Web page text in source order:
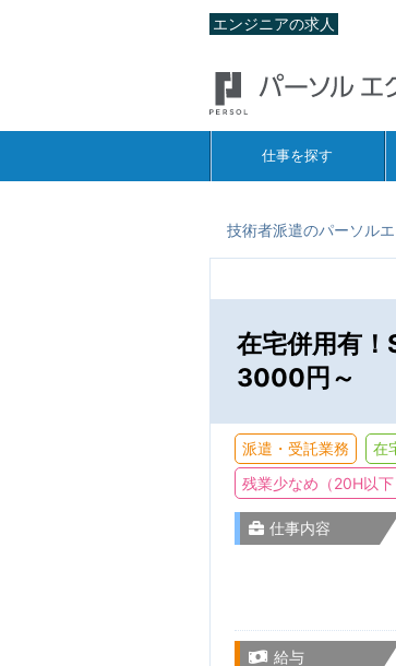
エンジニアの求人
仕事を探す
技術者派遣のパーソル
在宅併用有
3000円～
派遣・受託業務 在
残業少なめ（20H以下
仕事内容
給与